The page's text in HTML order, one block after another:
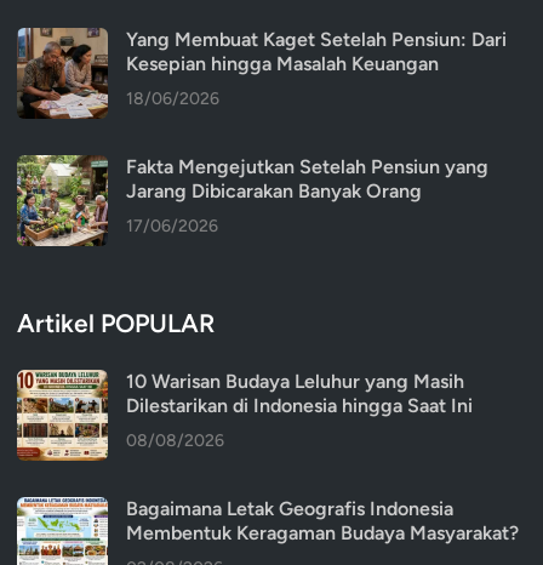
Yang Membuat Kaget Setelah Pensiun: Dari
Kesepian hingga Masalah Keuangan
18/06/2026
Fakta Mengejutkan Setelah Pensiun yang
Jarang Dibicarakan Banyak Orang
17/06/2026
Artikel POPULAR
10 Warisan Budaya Leluhur yang Masih
Dilestarikan di Indonesia hingga Saat Ini
08/08/2026
Bagaimana Letak Geografis Indonesia
Membentuk Keragaman Budaya Masyarakat?